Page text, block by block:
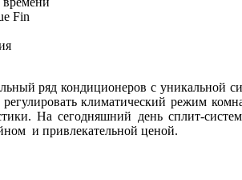
Fin
ряд кондиционеров с уникальной
климатический режим
На сегодняшний день сплит-
и привлекательной ценой.